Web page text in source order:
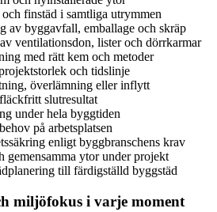
finstäd i samtliga utrymmen
av byggavfall, emballage och skräp
ventilationsdon, lister och dörrkarmar
med rätt kem och metoder
och tidslinje
överlämning eller inflytt
slutresultat
under hela byggtiden
på arbetsplatsen
enligt byggbranschens krav
gemensamma ytor under projekt
till färdigställd byggstäd
miljöfokus i varje moment